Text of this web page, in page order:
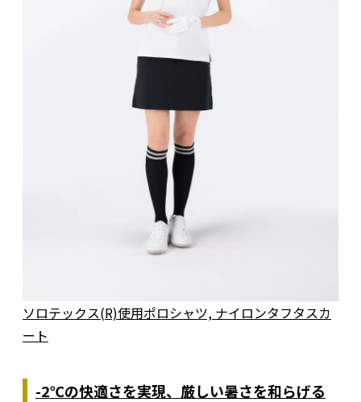
ソロテックス(R)使用ポロシャツ, ナイロンタフタスカ
ート
-2℃の快適さを実現、厳しい暑さを和らげる